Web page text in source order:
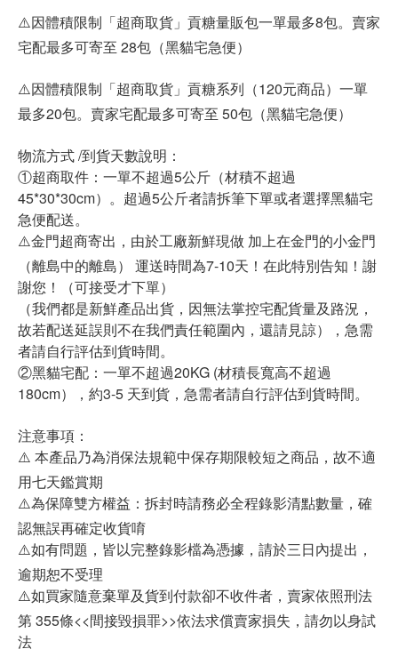
⚠️因體積限制「超商取貨」貢糖量販包一單最多8包。賣家
宅配最多可寄至 28包（黑貓宅急便）
⚠️因體積限制「超商取貨」貢糖系列（120元商品）一單
最多20包。賣家宅配最多可寄至 50包（黑貓宅急便）
物流方式 /到貨天數說明：
①超商取件：一單不超過5公斤（材積不超過
45*30*30cm）。超過5公斤者請拆筆下單或者選擇黑貓宅
急便配送。
⚠️金門超商寄出，由於工廠新鮮現做 加上在金門的小金門
（離島中的離島） 運送時間為7-10天！在此特別告知！謝
謝您！（可接受才下單）
（我們都是新鮮產品出貨，因無法掌控宅配貨量及路況，
故若配送延誤則不在我們責任範圍內，還請見諒），急需
者請自行評估到貨時間。
②黑貓宅配：一單不超過20KG (材積長寬高不超過
180cm），約3-5 天到貨，急需者請自行評估到貨時間。
注意事項：
⚠️ 本產品乃為消保法規範中保存期限較短之商品，故不適
用七天鑑賞期
⚠️為保障雙方權益：拆封時請務必全程錄影清點數量，確
認無誤再確定收貨唷
⚠️如有問題，皆以完整錄影檔為憑據，請於三日內提出，
逾期恕不受理
⚠️如買家隨意棄單及貨到付款卻不收件者，賣家依照刑法
第 355條<<間接毀損罪>>依法求償賣家損失，請勿以身試
法